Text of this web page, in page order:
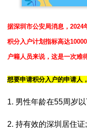
据深圳市公安局消息，2024
积分入户计划指标高达
户籍人员来说，这是一次难
想要申请积分入户的申请人
1. 男性年龄在55周岁
2. 持有效的深圳居住证;